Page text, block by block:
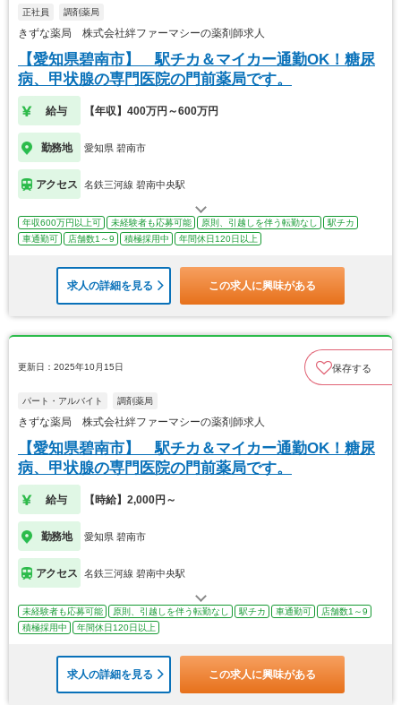
正社員 調剤薬局
きずな薬局 株式会社絆ファーマシーの薬剤師求人
【愛知県碧南市】 駅チカ＆マイカー通勤OK！糖尿
病、甲状腺の専門医院の門前薬局です。
給与 【年収】400万円～600万円
勤務地 愛知県 碧南市
アクセス 名鉄三河線 碧南中央駅
年収600万円以上可 未経験者も応募可能 原則、引越しを伴う転勤なし
駅チカ
車通勤可
店舗数1～9 積極採用中 年間休日120日以上
求人の詳細を見る この求人に興味がある
更新日：2025年10月15日 保存する
パート・アルバイト 調剤薬局
きずな薬局 株式会社絆ファーマシーの薬剤師求人
【愛知県碧南市】 駅チカ＆マイカー通勤OK！糖尿
病、甲状腺の専門医院の門前薬局です。
給与 【時給】2,000円～
勤務地 愛知県 碧南市
アクセス 名鉄三河線 碧南中央駅
未経験者も応募可能 原則、引越しを伴う転勤なし 駅チカ 車通勤可
店舗数1～9
積極採用中
年間休日120日以上
求人の詳細を見る この求人に興味がある